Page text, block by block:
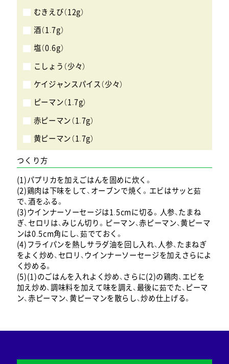
むきえび（12g）
酒（1.7g）
塩（0.6g）
こしょう（少々）
ケイジャンスパイス（少々）
ピーマン（1.7g）
赤ピーマン（1.7g）
黄ピーマン（1.7g）
つくり方
(1)パプリカを加えごはんを固めに炊く。
(2)鶏肉は下味をして、オーブンで焼く。エビはサッと茹
で、酒をふる。
(3)ウインナーソーセージは1.5cmに切る。人参、たまね
ぎ、セロリは、みじん切り。ピーマン、赤ピーマン、黄ピーマ
ンは0.5cm角にし、茹でておく。
(4)フライパンを熱しサラダ油を回し入れ、人参、たまねぎ
をよく炒め、セロリ、ウインナーソーセージを加えさらによ
く炒める。
(5)(1)のごはんを入れよく炒め、さらに(2)の鶏肉、エビを
加え炒め、調味料を加えて味を調え、最後に茹でた、ピーマ
ン、赤ピーマン、黄ピーマンを散らし、炒め仕上げる。